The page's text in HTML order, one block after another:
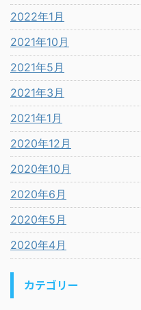
2022年1月
2021年10月
2021年5月
2021年3月
2021年1月
2020年12月
2020年10月
2020年6月
2020年5月
2020年4月
カテゴリー